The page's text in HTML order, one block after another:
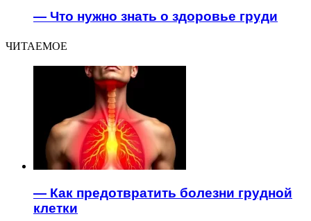
— Что нужно знать о здоровье груди
ЧИТАЕМОЕ
— Как предотвратить болезни грудной
клетки